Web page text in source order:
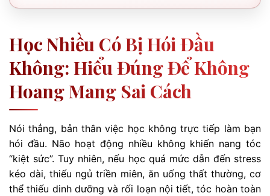
Học Nhiều Có Bị Hói Đầu
Không: Hiểu Đúng Để Không
Hoang Mang Sai Cách
Nói thẳng, bản thân việc học không trực tiếp làm bạn
hói đầu. Não hoạt động nhiều không khiến nang tóc
“kiệt sức”. Tuy nhiên, nếu học quá mức dẫn đến stress
kéo dài, thiếu ngủ triền miên, ăn uống thất thường, cơ
thể thiếu dinh dưỡng và rối loạn nội tiết, tóc hoàn toàn